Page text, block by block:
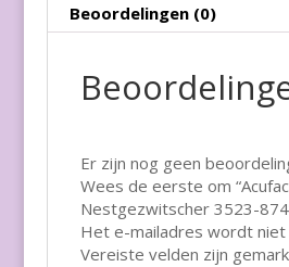
Beoordelingen (0)
Er zijn nog geen
Wees de eerste om
Nestgezwitscher 3523-
Het e-mailadres wordt niet
Vereiste velden zijn